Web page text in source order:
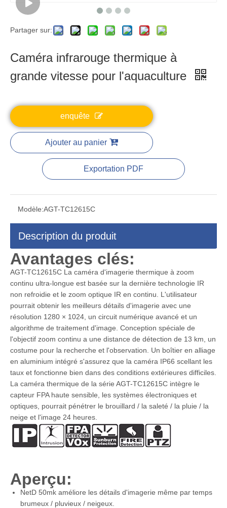
Partager sur:
Caméra infrarouge thermique à
grande vitesse pour l'aquaculture
enquête
Ajouter au panier
Exportation PDF
Modèle:AGT-TC12615C
Description du produit
Avantages clés:
AGT-TC12615C La caméra d'imagerie thermique à zoom
continu ultra-longue est basée sur la dernière technologie IR
non refroidie et le zoom optique IR en continu. L'utilisateur
pourrait obtenir les meilleurs détails d'imagerie avec une
résolution 1280 × 1024, un circuit numérique avancé et un
algorithme de traitement d'image. Conception spéciale de
l'objectif zoom continu a une distance de détection de 13 km, un
costume pour la recherche et l'observation. Un boîtier en alliage
en aluminium intégré s'assurez que la caméra IP66 scellant les
taux et fonctionne bien dans des conditions extérieures difficiles.
La caméra thermique de la série AGT-TC12615C intègre le
capteur FPA haute sensible, les systèmes électroniques et
optiques, pourrait pénétrer le brouillard / la saleté / la pluie / la
neige et l'image 24 heures.
Aperçu:
NetD 50mk améliore les détails d'imagerie même par temps
brumeux / pluvieux / neigeux.